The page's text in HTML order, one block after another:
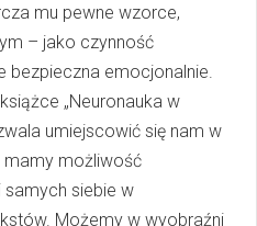
mu pewne wzorce,
– jako czynność
bezpieczna emocjonalnie.
„Neuronauka w
umiejscowić się nam w
mamy możliwość
siebie w
Możemy w wyobraźni